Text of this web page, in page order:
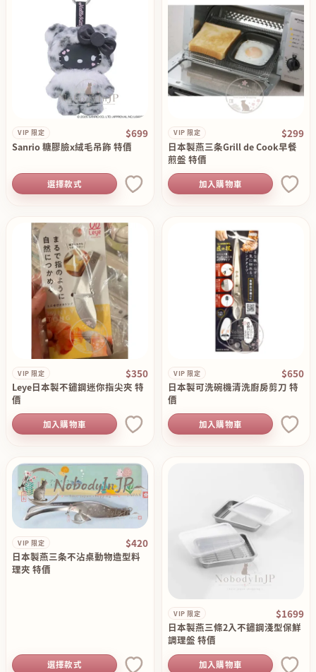
VIP 限定 $699
Sanrio 糖膠臉x絨毛吊飾 特價
選擇款式
VIP 限定 $299
日本製燕三条Grill de Cook早餐
煎盤 特價
加入購物車
VIP 限定 $350
Leye日本製不鏽鋼迷你指尖夾 特
價
加入購物車
VIP 限定 $650
日本製可洗碗機清洗廚房剪刀 特
價
加入購物車
VIP 限定 $420
日本製燕三条不沾桌動物造型料
理夾 特價
選擇款式
VIP 限定 $1699
日本製燕三條2入不鏽鋼淺型保鮮
調理盤 特價
加入購物車